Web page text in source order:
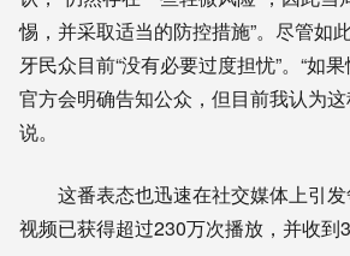
惕，并采取适当的防控措施”。尽管如
牙民众目前“没有必要过度担忧”。“如
官方会明确告知公众，但目前我认为
说。
这番表态也迅速在社交媒体上引
视频已获得超过230万次播放，并收到